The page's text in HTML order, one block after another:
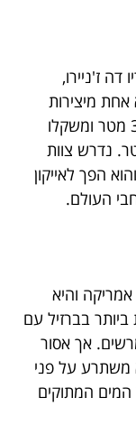
דה ז'ניירו,
נבנתה בשנת 1931 והיא אחת מיצירות
האמנות הגדולות בעולם. גובה הפסל 38 מטר ומשקלו
הזרועות נמתחות לרוחב 28 מטר. נדרש צוות
הפך לאייקון
העולם.
והיא
ביותר בברזיל עם
אך אסור
משתרע על פני
קמ"ר. הוא מחזיק 1/5 מכל המים המתוקים